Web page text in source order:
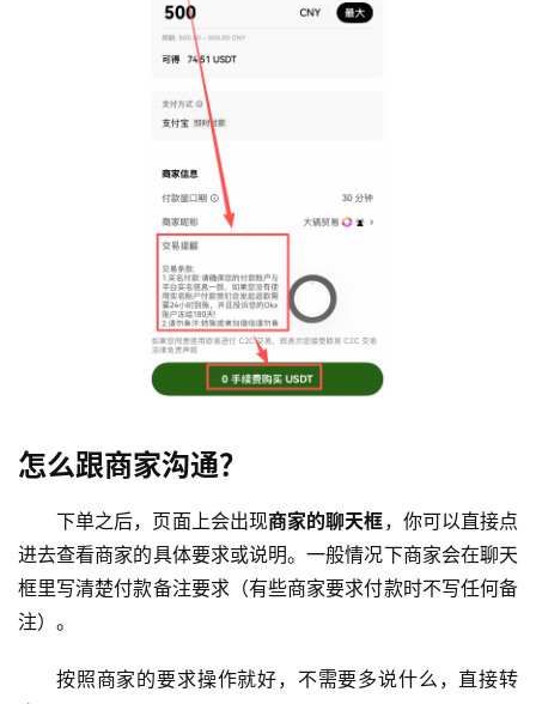
怎么跟商家沟通？
下单之后，页面上会出现商家的聊天框，你可以直接点
进去查看商家的具体要求或说明。一般情况下商家会在聊天
框里写清楚付款备注要求（有些商家要求付款时不写任何备
注）。
按照商家的要求操作就好，不需要多说什么，直接转